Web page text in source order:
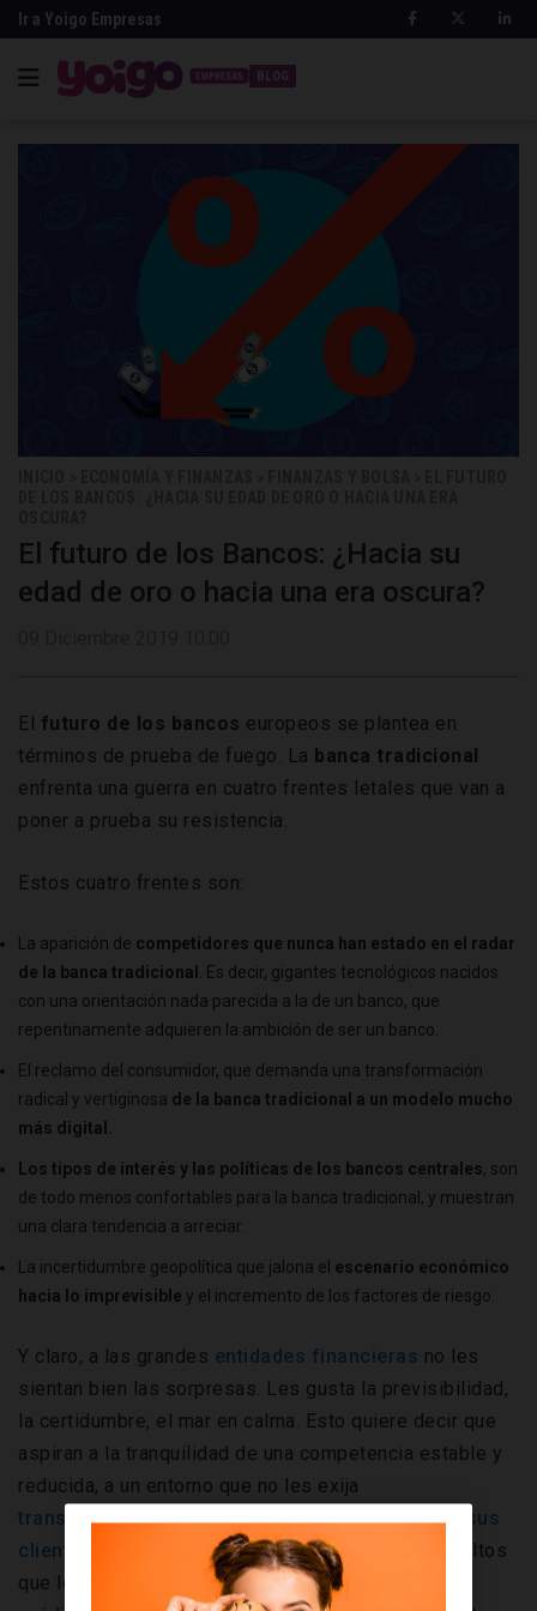
Ir a Yoigo Empresas
BLOG
El futuro de los Bancos: ¿Hacia su
edad de oro o hacia una era oscura?
El futuro de los bancos europeos se plantea en
términos de prueba de fuego. La banca tradicional
enfrenta una guerra en cuatro frentes letales que van a
poner a prueba su resistencia.
Estos cuatro frentes son:
La aparición de competidores que nunca han estado en el radar
de la banca tradicional
. Es decir, gigantes tecnológicos nacidos
con una orientación nada parecida a la de un banco, que
repentinamente adquieren la ambición de ser un banco.
El reclamo del consumidor, que demanda una transformación
radical y vertiginosa de la banca tradicional a un modelo mucho
más digital.
Los tipos de interés y las políticas de los bancos centrales, son
de todo menos confortables para la banca tradicional, y muestran
una clara tendencia a arreciar.
La incertidumbre geopolítica que jalona el escenario económico
hacia lo imprevisible y el incremento de los factores de riesgo.
Y claro, a las grandes entidades financieras no les
sientan bien las sorpresas. Les gusta la previsibilidad,
la certidumbre, el mar en calma. Esto quiere decir que
aspiran a la tranquilidad de una competencia estable y
reducida, a un entorno que no les exija
transformaciones brutalesparahacer felices a sus
clientes
, a unos tipos de interés saludablemente altos
que les dejen un margen amplio y sabroso por sus